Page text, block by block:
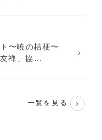
〜暁の桔梗〜
禅」協…
一覧を見る